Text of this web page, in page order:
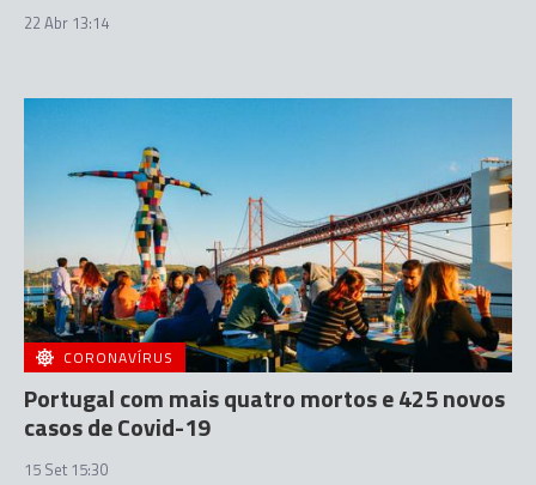
22 Abr 13:14
CORONAVÍRUS
Portugal com mais quatro mortos e 425 novos
casos de Covid-19
15 Set 15:30